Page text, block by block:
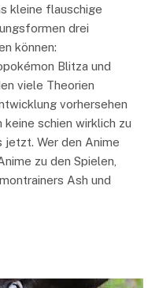
kleine flauschige
drei
können:
Blitza und
viele Theorien
vorhersehen
schien wirklich zu
Wer den Anime
zu den Spielen,
Ash und